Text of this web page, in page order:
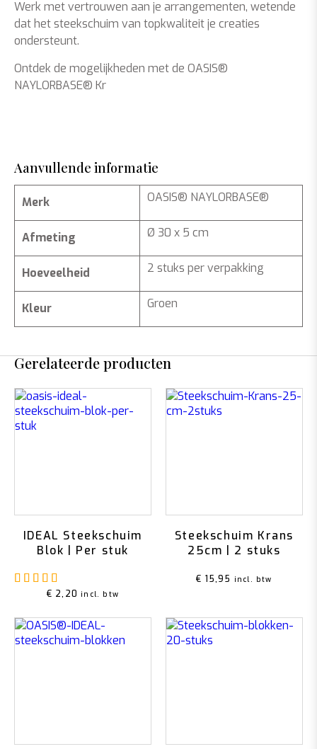
Werk met vertrouwen aan je arrangementen, wetende
dat het steekschuim van topkwaliteit je creaties
ondersteunt.
Ontdek de mogelijkheden met de OASIS®
NAYLORBASE® Kr
Aanvullende informatie
Merk OASIS® NAYLORBASE®
Afmeting Ø 30 x 5 cm
Hoeveelheid 2 stuks per verpakking
Kleur Groen
Gerelateerde producten
IDEAL Steekschuim
Blok | Per stuk
€ 2,20 incl. btw
Steekschuim Krans
25cm | 2 stuks
€ 15,95 incl. btw